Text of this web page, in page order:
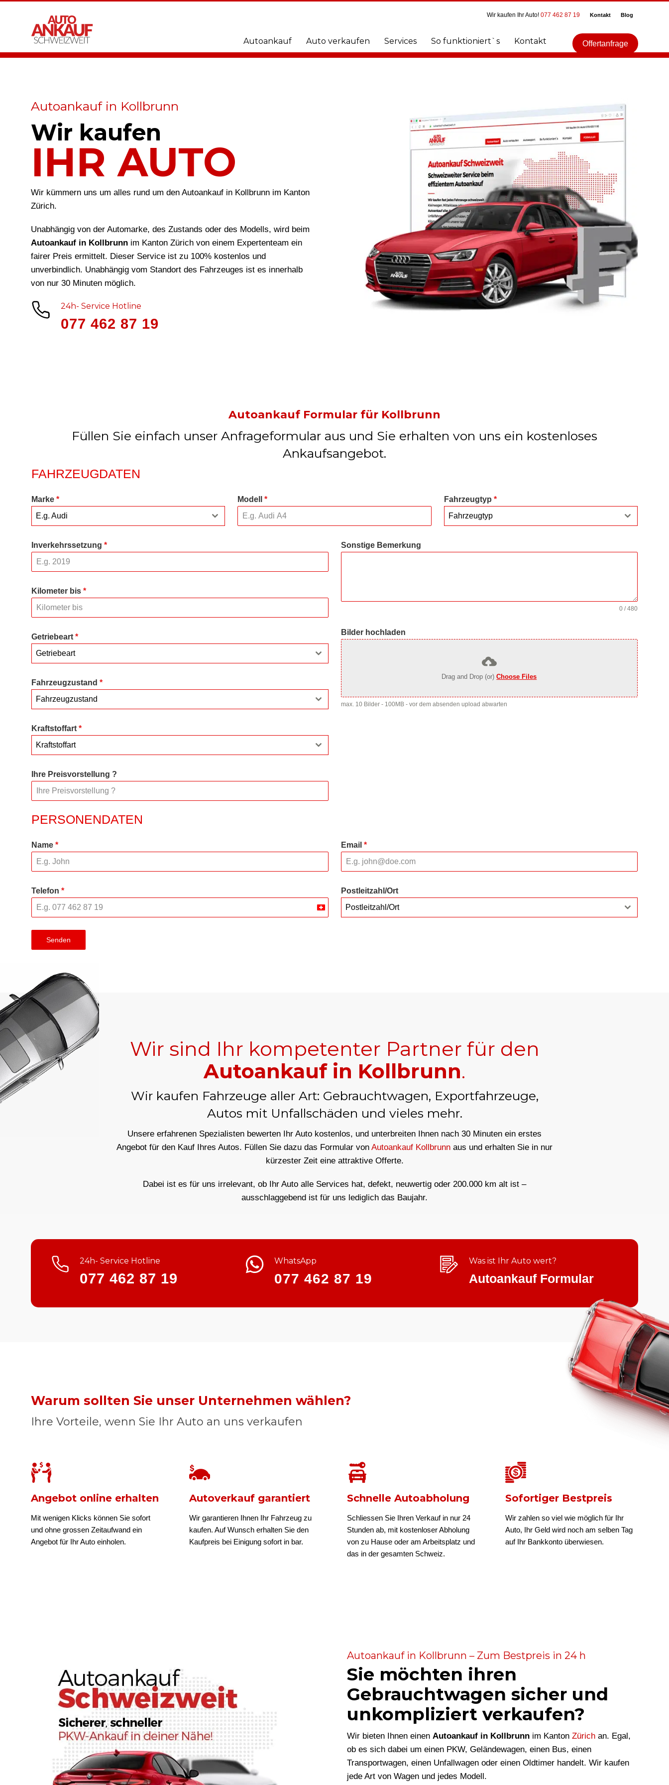
Wir kaufen Ihr Auto! 077 462 87 19 Kontakt Blog
Autoankauf Auto verkaufen Services So funktioniert`s Kontakt Offertanfrage
Autoankauf in Kollbrunn
Wir kaufen
IHR AUTO
Wir kümmern uns um alles rund um den Autoankauf in Kollbrunn im Kanton
Zürich.
Unabhängig von der Automarke, des Zustands oder des Modells, wird beim
Autoankauf in Kollbrunn im Kanton Zürich von einem Expertenteam ein
fairer Preis ermittelt. Dieser Service ist zu 100% kostenlos und
unverbindlich. Unabhängig vom Standort des Fahrzeuges ist es innerhalb
von nur 30 Minuten möglich.
24h- Service Hotline
077 462 87 19
Autoankauf Formular für Kollbrunn
Füllen Sie einfach unser Anfrageformular aus und Sie erhalten von uns ein kostenloses
Ankaufsangebot.
FAHRZEUGDATEN
Marke *
E.g. Audi
Modell* Fahrzeugtyp *
Fahrzeugtyp
Inverkehrssetzung *
Kilometer bis *
Getriebeart *
Getriebeart
Fahrzeugzustand *
Fahrzeugzustand
Kraftstoffart *
Kraftstoffart
Ihre Preisvorstellung ?
Sonstige Bemerkung
0 / 480
Bilder hochladen
Drag and Drop (or)Choose Files
max. 10 Bilder - 100MB - vor dem absenden upload abwarten
PERSONENDATEN
Name * Email *
Telefon *
Switzerland
Postleitzahl/Ort
Postleitzahl/Ort
Senden
Wir sind Ihr kompetenter Partner für den
Autoankauf in Kollbrunn.
Wir kaufen Fahrzeuge aller Art: Gebrauchtwagen, Exportfahrzeuge,
Autos mit Unfallschäden und vieles mehr.
Unsere erfahrenen Spezialisten bewerten Ihr Auto kostenlos, und unterbreiten Ihnen nach 30 Minuten ein erstes
Angebot für den Kauf Ihres Autos. Füllen Sie dazu das Formular von Autoankauf Kollbrunn aus und erhalten Sie in nur
kürzester Zeit eine attraktive Offerte.
Dabei ist es für uns irrelevant, ob Ihr Auto alle Services hat, defekt, neuwertig oder 200.000 km alt ist –
ausschlaggebend ist für uns lediglich das Baujahr.
24h- Service Hotline
077 462 87 19
WhatsApp
077 462 87 19
Was ist Ihr Auto wert?
Autoankauf Formular
Warum sollten Sie unser Unternehmen wählen?
Ihre Vorteile, wenn Sie Ihr Auto an uns verkaufen
Angebot online erhalten
Mit wenigen Klicks können Sie sofort
und ohne grossen Zeitaufwand ein
Angebot für Ihr Auto einholen.
Autoverkauf garantiert
Wir garantieren Ihnen Ihr Fahrzeug zu
kaufen. Auf Wunsch erhalten Sie den
Kaufpreis bei Einigung sofort in bar.
Schnelle Autoabholung
Schliessen Sie Ihren Verkauf in nur 24
Stunden ab, mit kostenloser Abholung
von zu Hause oder am Arbeitsplatz und
das in der gesamten Schweiz.
Sofortiger Bestpreis
Wir zahlen so viel wie möglich für Ihr
Auto, Ihr Geld wird noch am selben Tag
auf Ihr Bankkonto überwiesen.
Autoankauf in Kollbrunn – Zum Bestpreis in 24 h
Sie möchten ihren
Gebrauchtwagen sicher und
unkompliziert verkaufen?
Wir bieten Ihnen einen Autoankauf in Kollbrunn im Kanton Zürich an. Egal,
ob es sich dabei um einen PKW, Geländewagen, einen Bus, einen
Transportwagen, einen Unfallwagen oder einen Oldtimer handelt. Wir kaufen
jede Art von Wagen und jedes Modell.